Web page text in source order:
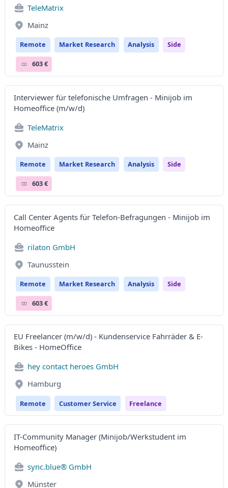
TeleMatrix
Mainz
Remote Market Research Analysis Side
603 €
Interviewer für telefonische Umfragen - Minijob im
Homeoffice (m/w/d)
TeleMatrix
Mainz
Remote Market Research Analysis Side
603 €
Call Center Agents für Telefon-Befragungen - Minijob im
Homeoffice
rilaton GmbH
Taunusstein
Remote Market Research Analysis Side
603 €
EU Freelancer (m/w/d) - Kundenservice Fahrräder & E-
Bikes - HomeOffice
hey contact heroes GmbH
Hamburg
Remote Customer Service Freelance
IT-Community Manager (Minijob/Werkstudent im
Homeoffice)
sync.blue® GmbH
Münster